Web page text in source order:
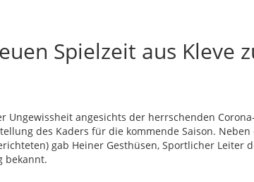
Spielzeit aus Kleve
Ungewissheit angesichts der herrschenden
des Kaders für die kommende Saison. Neben
gab Heiner Gesthüsen, Sportlicher Leiter
bekannt.